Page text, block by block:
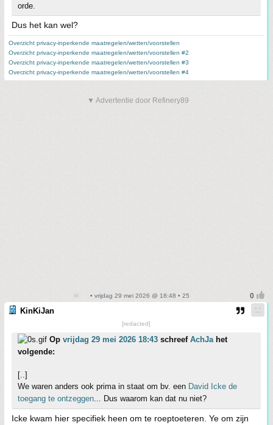
orde.
Dus het kan wel?
Overzicht privacy-inperkende maatregelen/wetten/voorstellen
Overzicht privacy-inperkende maatregelen/wetten/voorstellen #2
Overzicht privacy-inperkende maatregelen/wetten/voorstellen #3
Overzicht privacy-inperkende maatregelen/wetten/voorstellen #4
▼ Advertentie door Refinery89
• vrijdag 29 mei 2026 @ 18:48 • 25
KinKiJan
[redacted]
Op vrijdag 29 mei 2026 18:43 schreef AchJa het
volgende:
[..]
We waren anders ook prima in staat om bv. een David Icke de
toegang te ontzeggen ... Dus waarom kan dat nu niet?
Icke kwam hier specifiek heen om te roeptoeteren. Ye om zijn